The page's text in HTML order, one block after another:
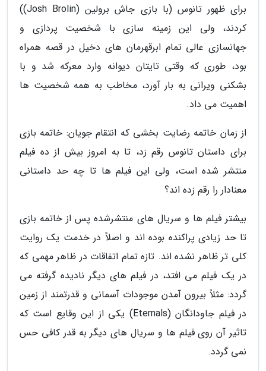
برای ظهور تانوس (با بازی جاش برولین (Josh Brolin))
کردند، ولی این زمینه سازی با شخصیت پردازی و
جهانسازی عالی تمام ابرقهرمان های دخیل در قصه همراه
بود، طوری که وقتی تایتان دیوانه وارد معرکه شد و با
بشکنی ویرانی به بار آورد، مخاطب به همه شخصیت ها
اهمیت می داد.
از زمان خاتمه رضایت بخشی که انتقام جویان: خاتمه بازی
برای داستان تانوس رقم زد، تا به امروز بیش از ده فیلم
منتشر شده است، ولی این فیلم ها تا چه حد داستانی
معنادار را رقم زده اند؟
بیشتر فیلم ها و سریال های منتشرشده پس از خاتمه بازی
تا حد زیادی پراکنده بوده اند و اصلاً در خدمت یک روایت
کلی تر ظاهر نشده اند. تازه تمام اتفاقات در ظاهر مهمی که
در یک فیلم می افتد، در فیلم های دیگر نادیده گرفته می
گردد: مثلاً بیرون آمدن موجودات آسمانی و قدرتمند از زمین
در فیلم جاودانگان (Eternals) یکی از این وقایع است که
تاثیر آن روی فیلم ها و سریال های دیگر به قدر کافی حس
نمی گردد.